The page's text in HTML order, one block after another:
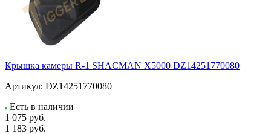
Крышка камеры R-1 SHACMAN X5000 DZ14251770080
Артикул: DZ14251770080
Есть в наличии
1 075 руб.
1 183 руб.